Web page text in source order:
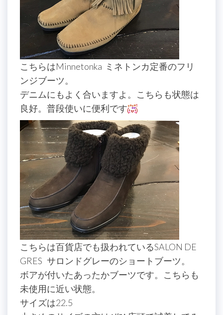
こちらはMinnetonka ミネトンカ定番のフリ
ンジブーツ。
デニムにもよく合いますよ。こちらも状態は
良好。普段使いに便利です
こちらは百貨店でも扱われているSALON DE
GRES サロンドグレーのショートブーツ。
ボアが付いたあったかブーツです。こちらも
未使用に近い状態。
サイズは22.5